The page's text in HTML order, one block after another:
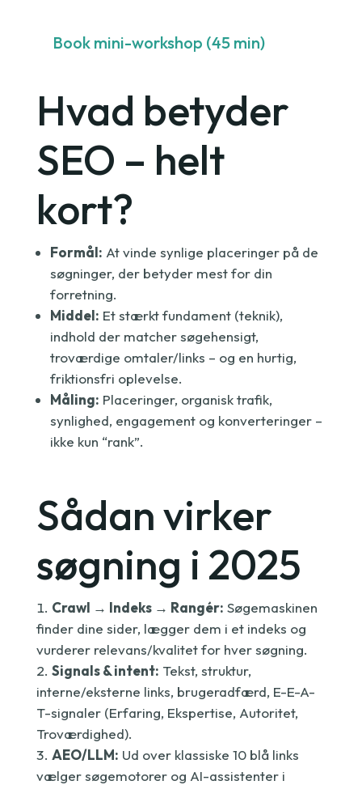
Book mini-workshop (45 min)
Hvad betyder
SEO – helt
kort?
Formål: At vinde synlige placeringer på de
søgninger, der betyder mest for din
forretning.
Middel: Et stærkt fundament (teknik),
indhold der matcher søgehensigt,
troværdige omtaler/links – og en hurtig,
friktionsfri oplevelse.
Måling: Placeringer, organisk trafik,
synlighed, engagement og konverteringer –
ikke kun “rank”.
Sådan virker
søgning i 2025
Crawl → Indeks → Rangér: Søgemaskinen
finder dine sider, lægger dem i et indeks og
vurderer relevans/kvalitet for hver søgning.
Signals & intent: Tekst, struktur,
interne/eksterne links, brugeradfærd, E-E-A-
T-signaler (Erfaring, Ekspertise, Autoritet,
Troværdighed).
AEO/LLM: Ud over klassiske 10 blå links
vælger søgemotorer og AI-assistenter i